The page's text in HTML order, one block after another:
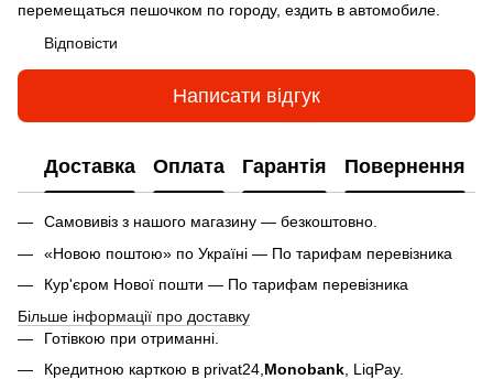
перемещаться пешочком по городу, ездить в автомобиле.
Відповісти
Написати відгук
Доставка Оплата Гарантія Повернення
Самовивіз з нашого магазину — безкоштовно.
«Новою поштою» по Україні — По тарифам перевізника
Кур'єром Нової пошти — По тарифам перевізника
Більше інформації про доставку
Готівкою при отриманні.
Кредитною карткою в privat24, Monobank LiqPay.